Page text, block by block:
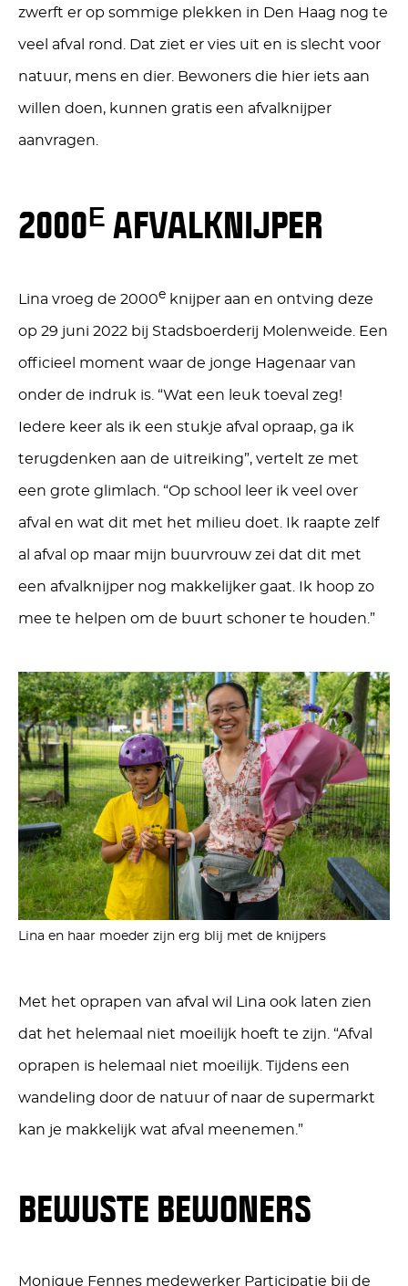
zwerft er op sommige plekken in Den Haag nog te
veel afval rond. Dat ziet er vies uit en is slecht voor
natuur, mens en dier. Bewoners die hier iets aan
willen doen, kunnen gratis een afvalknijper
aanvragen.
2000 E AFVALKNIJPER
Lina vroeg de 2000e knijper aan en ontving deze
op 29 juni 2022 bij Stadsboerderij Molenweide. Een
officieel moment waar de jonge Hagenaar van
onder de indruk is. “Wat een leuk toeval zeg!
Iedere keer als ik een stukje afval opraap, ga ik
terugdenken aan de uitreiking”, vertelt ze met
een grote glimlach. “Op school leer ik veel over
afval en wat dit met het milieu doet. Ik raapte zelf
al afval op maar mijn buurvrouw zei dat dit met
een afvalknijper nog makkelijker gaat. Ik hoop zo
mee te helpen om de buurt schoner te houden.”
Lina en haar moeder zijn erg blij met de knijpers
Met het oprapen van afval wil Lina ook laten zien
dat het helemaal niet moeilijk hoeft te zijn. “Afval
oprapen is helemaal niet moeilijk. Tijdens een
wandeling door de natuur of naar de supermarkt
kan je makkelijk wat afval meenemen.”
BEWUSTE BEWONERS
Monique Fennes medewerker Participatie bij de